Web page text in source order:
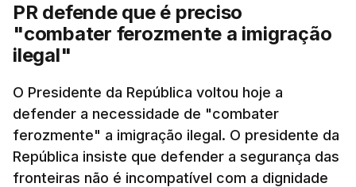
PR defende que é preciso
"combater ferozmente a imigração
ilegal"
O Presidente da República voltou hoje a
defender a necessidade de "combater
ferozmente" a imigração ilegal. O presidente da
República insiste que defender a segurança das
fronteiras não é incompatível com a dignidade